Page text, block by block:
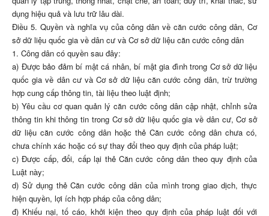
dụng hiệu quả và lưu trữ lâu dài.
Điều 5. Quyền và nghĩa vụ của công dân về căn cước công dân, Cơ
sở dữ liệu quốc gia về dân cư và Cơ sở dữ liệu căn cước công dân
1. Công dân có quyền sau đây:
a) Được bảo đảm bí mật cá nhân, bí mật gia đình trong Cơ sở dữ liệu
quốc gia về dân cư và Cơ sở dữ liệu căn cước công dân, trừ trường
hợp cung cấp thông tin, tài liệu theo luật định;
b) Yêu cầu cơ quan quản lý căn cước công dân cập nhật, chỉnh sửa
thông tin khi thông tin trong Cơ sở dữ liệu quốc gia về dân cư, Cơ sở
dữ liệu căn cước công dân hoặc thẻ Căn cước công dân chưa có,
chưa chính xác hoặc có sự thay đổi theo quy định của pháp luật;
c) Được cấp, đổi, cấp lại thẻ Căn cước công dân theo quy định của
Luật này;
d) Sử dụng thẻ Căn cước công dân của mình trong giao dịch, thực
hiện quyền, lợi ích hợp pháp của công dân;
đ) Khiếu nại, tố cáo, khởi kiện theo quy định của pháp luật đối với